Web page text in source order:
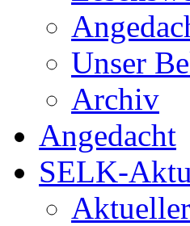
Unser
Archiv
Angedacht
SELK-